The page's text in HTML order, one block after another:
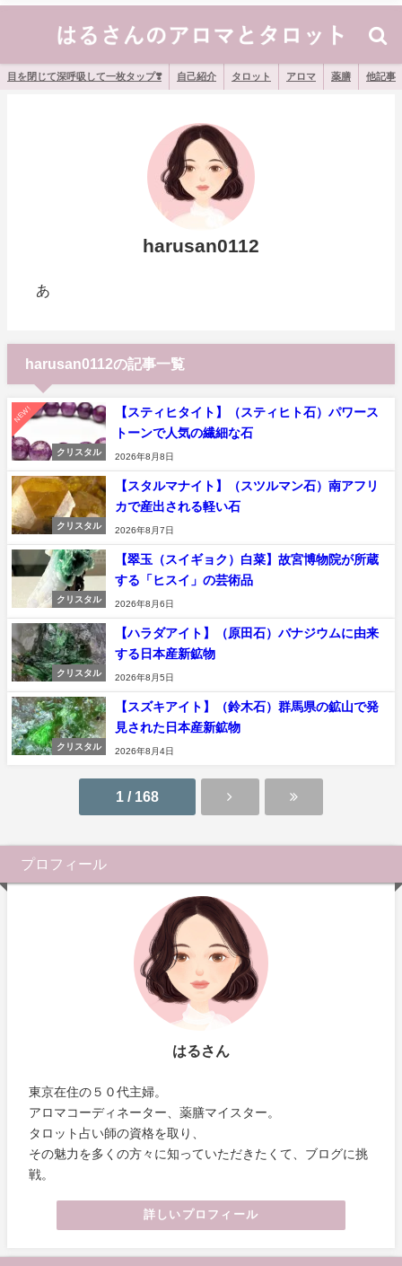
目を閉じて深呼吸して一枚タップ❣️ 自己紹介 タロット アロマ 薬膳 他記事
harusan0112
あ
harusan0112の記事一覧
NEW!
クリスタル
【スティヒタイト】（スティヒト石）パワース
トーンで人気の繊細な石
2026年8月8日
クリスタル
【スタルマナイト】（スツルマン石）南アフリ
カで産出される軽い石
2026年8月7日
クリスタル
【翠玉（スイギョク）白菜】故宮博物院が所蔵
する「ヒスイ」の芸術品
2026年8月6日
クリスタル
【ハラダアイト】（原田石）バナジウムに由来
する日本産新鉱物
2026年8月5日
クリスタル
【スズキアイト】（鈴木石）群馬県の鉱山で発
見された日本産新鉱物
2026年8月4日
1 / 168
プロフィール
はるさん
東京在住の５０代主婦。
アロマコーディネーター、薬膳マイスター。
タロット占い師の資格を取り、
その魅力を多くの方々に知っていただきたくて、ブログに挑
戦。
詳しいプロフィール